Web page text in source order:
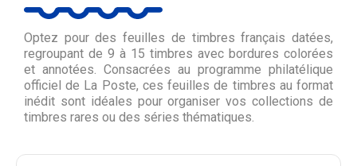
Optez pour des feuilles de timbres français datées,
regroupant de 9 à 15 timbres avec bordures colorées
et annotées. Consacrées au programme philatélique
officiel de La Poste, ces feuilles de timbres au format
inédit sont idéales pour organiser vos collections de
timbres rares ou des séries thématiques.